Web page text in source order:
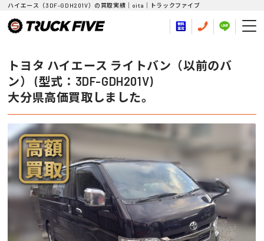
ハイエース（3DF-GDH201V）の買取実績｜oita｜トラックファイブ
トヨタ ハイエース ライトバン（以前のバ
ン） (型式：3DF-GDH201V)
大分県高価買取しました。